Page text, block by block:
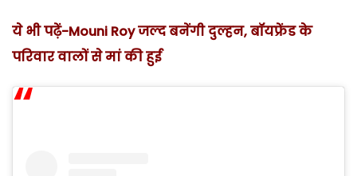
ये भी पढ़ें-Mouni Roy जल्द बनेंगी दुल्हन, बॉयफ्रेंड के
परिवार वालों से मां की हुई